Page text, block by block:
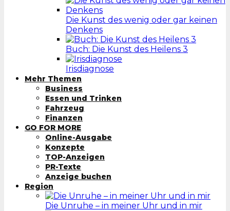
Die Kunst des wenig oder gar keinen
Denkens
Buch: Die Kunst des Heilens 3
Irisdiagnose
Mehr Themen
Business
Essen und Trinken
Fahrzeug
Finanzen
GO FOR MORE
Online-Ausgabe
Konzepte
TOP-Anzeigen
PR-Texte
Anzeige buchen
Region
Die Unruhe – in meiner Uhr und in mir